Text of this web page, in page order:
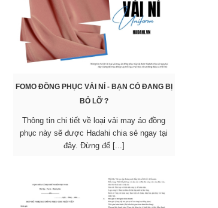
FOMO ĐỒNG PHỤC VẢI NỈ - BẠN CÓ ĐANG BỊ
BỎ LỠ ?
Thông tin chi tiết về loại vải may áo đồng
phục này sẽ được Hadahi chia sẻ ngay tại
đây. Đừng để [...]